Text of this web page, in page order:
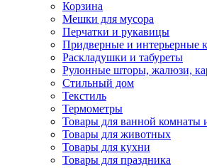
Корзина
Мешки для мусора
Перчатки и рукавицы
Придверные и интерьерные
Раскладушки и табуреты
Рулонные шторы, жалюзи,
Стильный дом
Текстиль
Термометры
Товары для ванной комнаты
Товары для животных
Товары для кухни
Товары для праздника